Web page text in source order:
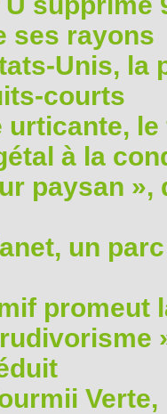
ses rayons
Unis, la
courts
urticante,
à la
paysan
un
promeut